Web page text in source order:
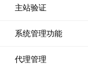
主站验证
系统管理功能
代理管理